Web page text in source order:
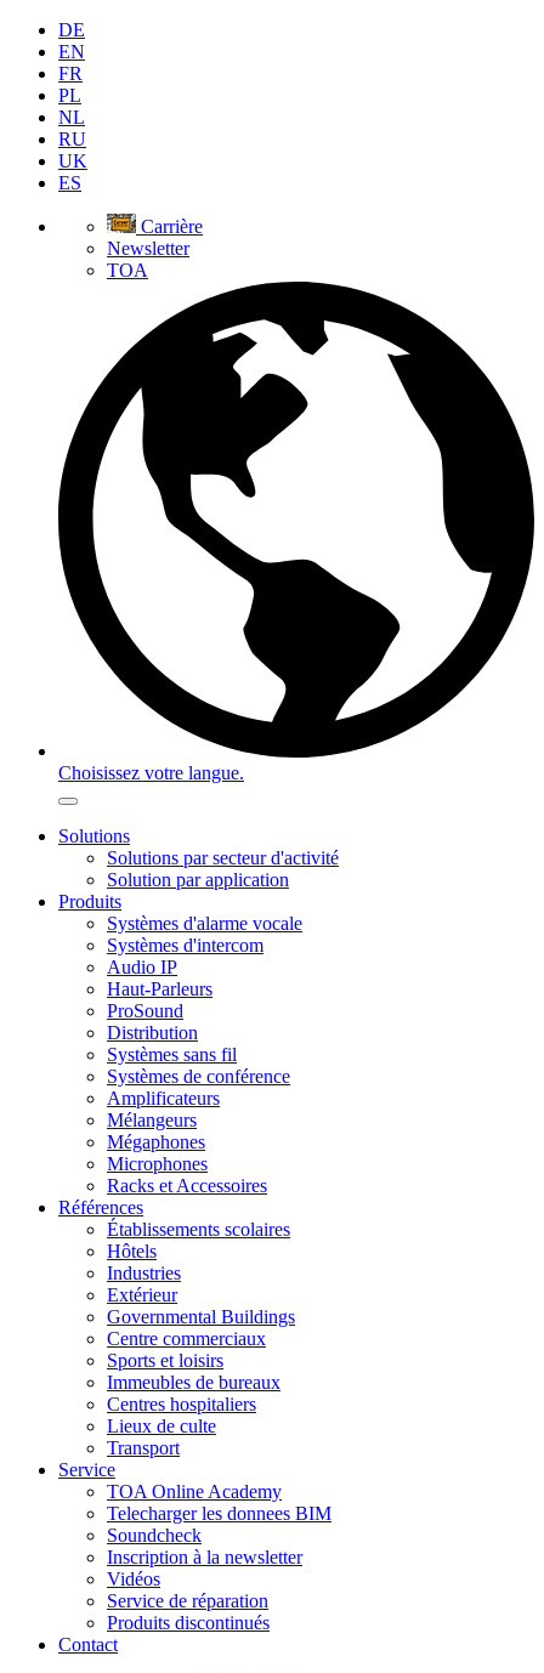
DE
EN
FR
PL
NL
RU
UK
ES
Carrière
Newsletter
TOA
Choisissez votre langue.
Solutions
Solutions par secteur d'activité
Solution par application
Produits
Systèmes d'alarme vocale
Systèmes d'intercom
Audio IP
Haut-Parleurs
ProSound
Distribution
Systèmes sans fil
Systèmes de conférence
Amplificateurs
Mélangeurs
Mégaphones
Microphones
Racks et Accessoires
Références
Établissements scolaires
Hôtels
Industries
Extérieur
Governmental Buildings
Centre commerciaux
Sports et loisirs
Immeubles de bureaux
Centres hospitaliers
Lieux de culte
Transport
Service
TOA Online Academy
Telecharger les donnees BIM
Soundcheck
Inscription à la newsletter
Vidéos
Service de réparation
Produits discontinués
Contact